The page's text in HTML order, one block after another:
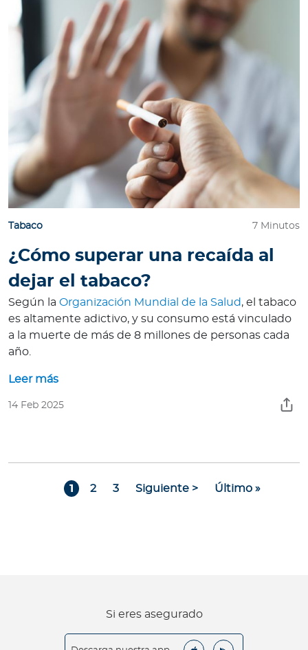
Tabaco 7 Minutos
¿Cómo superar una recaída al
dejar el tabaco?
Según la Organización Mundial de la Salud, el tabaco
es altamente adictivo, y su consumo está vinculado
a la muerte de más de 8 millones de personas cada
año.
Leer más
14 Feb 2025
Page
1 Page
2 Page
3 Siguiente página
Siguiente > Última página
Último »
Si eres asegurado